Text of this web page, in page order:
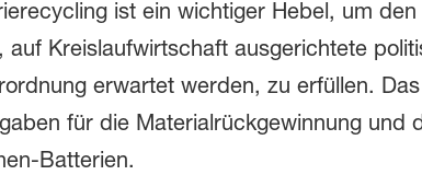
ist ein wichtiger Hebel, um den
auf Kreislaufwirtschaft ausgerichtete
erwartet werden, zu erfüllen.
für die Materialrückgewinnung und
Batterien.